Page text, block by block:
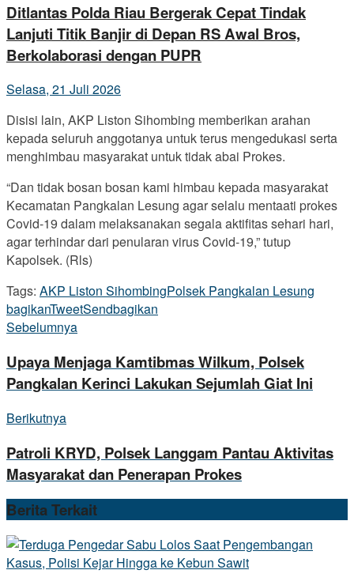
Ditlantas Polda Riau Bergerak Cepat Tindak
Lanjuti Titik Banjir di Depan RS Awal Bros,
Berkolaborasi dengan PUPR
Selasa, 21 Juli 2026
Disisi lain, AKP Liston Sihombing memberikan arahan
kepada seluruh anggotanya untuk terus mengedukasi serta
menghimbau masyarakat untuk tidak abai Prokes.
“Dan tidak bosan bosan kami himbau kepada masyarakat
Kecamatan Pangkalan Lesung agar selalu mentaati prokes
Covid-19 dalam melaksanakan segala aktifitas sehari hari,
agar terhindar dari penularan virus Covid-19,” tutup
Kapolsek. (Rls)
Tags: AKP Liston SihombingPolsek Pangkalan Lesung
bagikanTweetSendbagikan
Sebelumnya
Upaya Menjaga Kamtibmas Wilkum, Polsek
Pangkalan Kerinci Lakukan Sejumlah Giat Ini
Berikutnya
Patroli KRYD, Polsek Langgam Pantau Aktivitas
Masyarakat dan Penerapan Prokes
BeritaTerkait